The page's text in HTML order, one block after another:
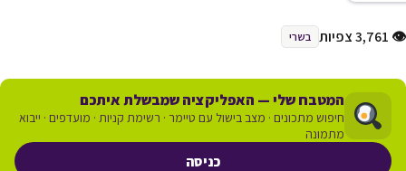
👁 3,761 צפיות בשרי
המטבח שלי — האפליקציה שמבשלת איתכם
חיפוש מתכונים · מצב בישול עם טיימר · רשימת קניות · מועדפים · ייבוא
מתמונה
כניסה